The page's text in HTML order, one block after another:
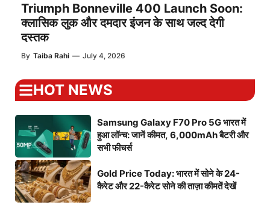
Triumph Bonneville 400 Launch Soon:
क्लासिक लुक और दमदार इंजन के साथ जल्द देगी
दस्तक
By Taiba Rahi — July 4, 2026
HOT NEWS
Samsung Galaxy F70 Pro 5G भारत में
हुआ लॉन्च: जानें कीमत, 6,000mAh बैटरी और
सभी फीचर्स
Gold Price Today: भारत में सोने के 24-
कैरेट और 22-कैरेट सोने की ताज़ा कीमतें देखें